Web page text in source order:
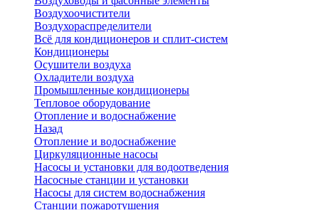
Воздухоочистители
Воздухораспределители
Всё для кондиционеров и сплит-систем
Кондиционеры
Осушители воздуха
Охладители воздуха
Промышленные кондиционеры
Тепловое оборудование
Отопление и водоснабжение
Назад
Отопление и водоснабжение
Циркуляционные насосы
Насосы и установки для водоотведения
Насосные станции и установки
Насосы для систем водоснабжения
Станции пожаротушения